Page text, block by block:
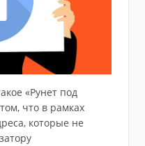
«Рунет под
что в рамках
которые не